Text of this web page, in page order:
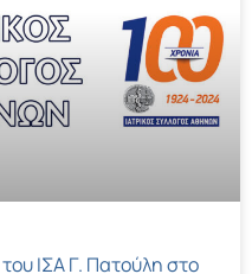
ΙΣΑ Γ. Πατούλη στο